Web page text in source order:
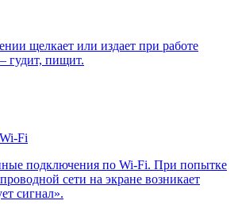
щелкает или издает при работе
гудит, пищит.
Fi
подключения по Wi-Fi. При попытке
сети на экране возникает
сигнал».